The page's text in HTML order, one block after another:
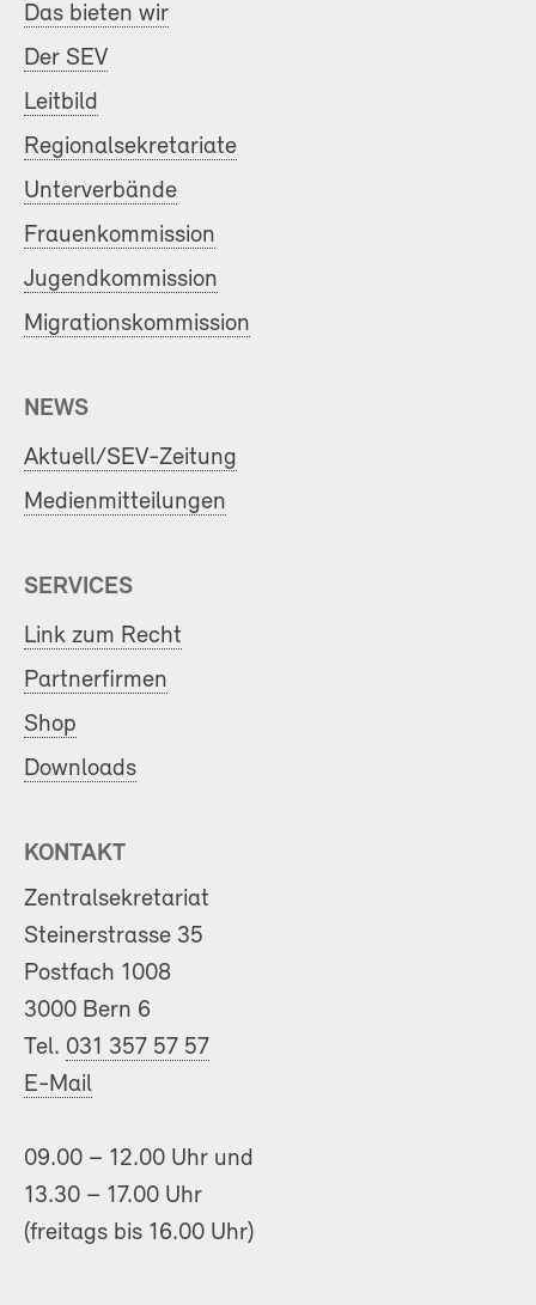
Das bieten wir
Der SEV
Leitbild
Regionalsekretariate
Unterverbände
Frauenkommission
Jugendkommission
Migrationskommission
NEWS
Aktuell/SEV-Zeitung
Medienmitteilungen
SERVICES
Link zum Recht
Partnerfirmen
Shop
Downloads
KONTAKT
Zentralsekretariat
Steinerstrasse 35
Postfach 1008
3000 Bern 6
Tel. 031 357 57 57
E-Mail
09.00 – 12.00 Uhr und
13.30 – 17.00 Uhr
(freitags bis 16.00 Uhr)